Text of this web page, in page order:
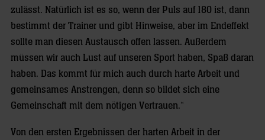
zulässt. Natürlich ist es so, wenn der Puls auf 180 ist, dann
bestimmt der Trainer und gibt Hinweise, aber im Endeffekt
sollte man diesen Austausch offen lassen. Außerdem
müssen wir auch Lust auf unseren Sport haben, Spaß daran
haben. Das kommt für mich auch durch harte Arbeit und
gemeinsames Anstrengen, denn so bildet sich eine
Gemeinschaft mit dem nötigen Vertrauen.“
Von den ersten Ergebnissen der harten Arbeit in der